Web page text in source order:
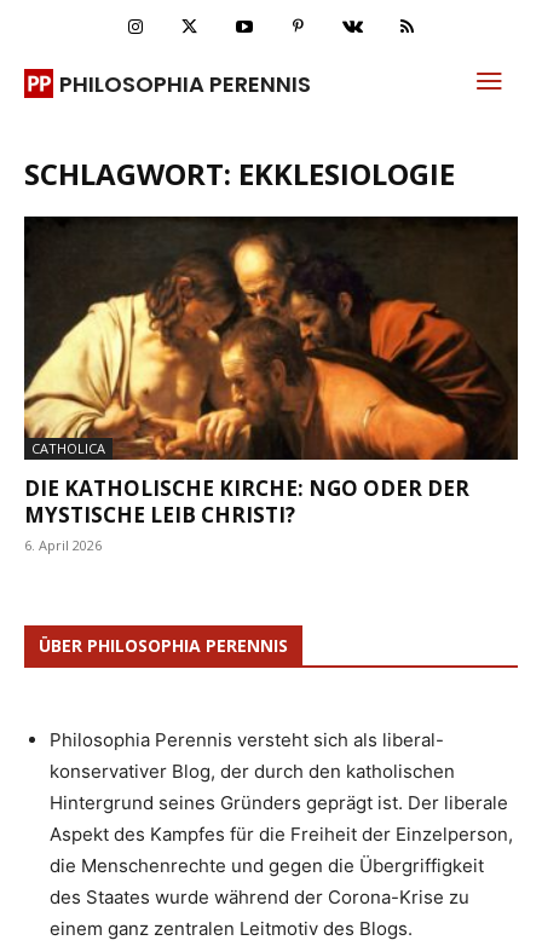
PHILOSOPHIA PERENNIS
SCHLAGWORT: EKKLESIOLOGIE
CATHOLICA
DIE KATHOLISCHE KIRCHE: NGO ODER DER
MYSTISCHE LEIB CHRISTI?
6. April 2026
ÜBER PHILOSOPHIA PERENNIS
Philosophia Perennis versteht sich als liberal-
konservativer Blog, der durch den katholischen
Hintergrund seines Gründers geprägt ist. Der liberale
Aspekt des Kampfes für die Freiheit der Einzelperson,
die Menschenrechte und gegen die Übergriffigkeit
des Staates wurde während der Corona-Krise zu
einem ganz zentralen Leitmotiv des Blogs.